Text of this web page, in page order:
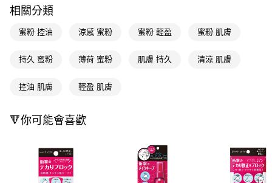
【「AFTEE先享後付」結帳流程】
結帳頁面，進行簡訊認證並確認金額後，即可完成結帳。
３．收到繳費通知簡訊後14天內，點擊此簡訊中的連結，可透過四大超商／
購買商品的店家。未經商家同意取消之訂單仍視為有效，需透過AFTEE先享
※ 交易是否成功請以「AFTEE先享後付 」之結帳頁面顯示為準，若有關於
是否繳費成功／繳費後需取消欲退款等相關疑問，請聯繫「AFTEE先享後付
【注意事項】
１．透過由恩沛科技股份有限公司提供之「AFTEE先享後付」服務完成之交
易，需依本服務之必要範圍內提供個人資料，並將交易相關給付款項請求債
每筆NT$65，滿NT$390(含以上)免運費
付款後全家取貨
每筆NT$65，滿NT$490(含以上)免運費
付款後萊爾富取貨
7-11取貨付款
每筆NT$65，滿NT$490(含以上)免運費
相關分類
蜜粉 控油 涼感 蜜粉 蜜粉 輕盈 蜜粉 肌膚
持久 蜜粉 薄荷 蜜粉 肌膚 持久 清涼 肌膚
控油 肌膚 輕盈 肌膚
🔻你可能會喜歡